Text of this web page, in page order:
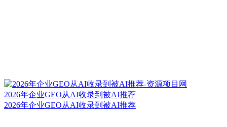
2026年企业GEO从AI收录到被AI推荐
2026年企业GEO从AI收录到被AI推荐